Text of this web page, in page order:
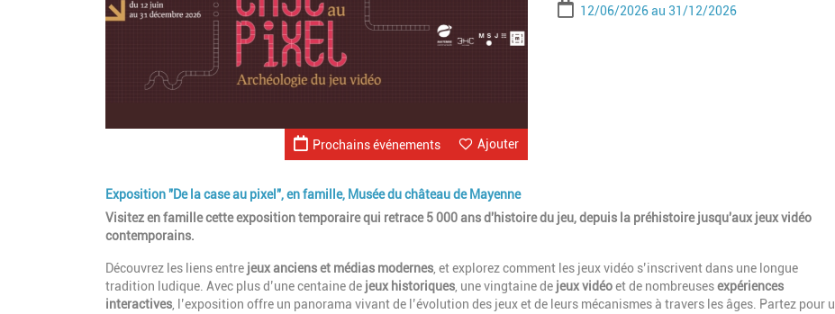
Ajouter
Prochains événements
Période
Date de début
12/06/2026 Date de fin
31/12/2026
Exposition "De la case au pixel", en famille, Musée du château de Mayenne
Visitez en famille cette exposition temporaire qui retrace 5 000 ans d'histoire du jeu, depuis la préhistoire jusqu'aux jeux vidéo
contemporains.
Découvrez les liens entre jeux anciens et médias modernes , et explorez comment les jeux vidéo s’inscrivent dans une longue
tradition ludique. Avec plus d’une centaine de jeux historiques , une vingtaine de jeux vidéoet de nombreusesexpériences
interactives , l’exposition offre un panorama vivant de l’évolution des jeux et de leurs mécanismes à travers les âges. Partez pour